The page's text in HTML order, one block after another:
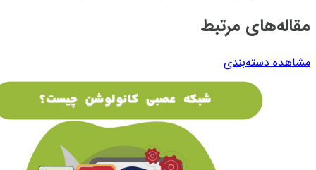
مقاله‌های مرتبط
مشاهده دسته‌بندی